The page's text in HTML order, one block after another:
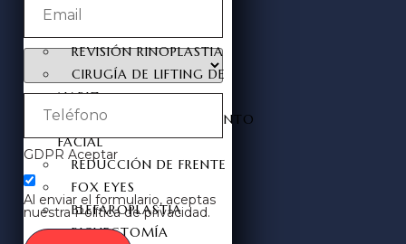
REVISIÓN RINOPLASTIA
CIRUGÍA DE LIFTING DE
NARIZ
CIRUGÍA DE ESTIRAMIENTO
FACIAL
REDUCCIÓN DE FRENTE
FOX EYES
BLEFAROPLASTIA
BICHECTOMÍA
GDPR Aceptar
Al enviar el formulario, aceptas
nuestra Política de privacidad.